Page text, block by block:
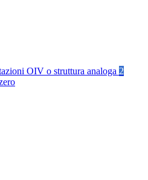
OIV o struttura analoga 2